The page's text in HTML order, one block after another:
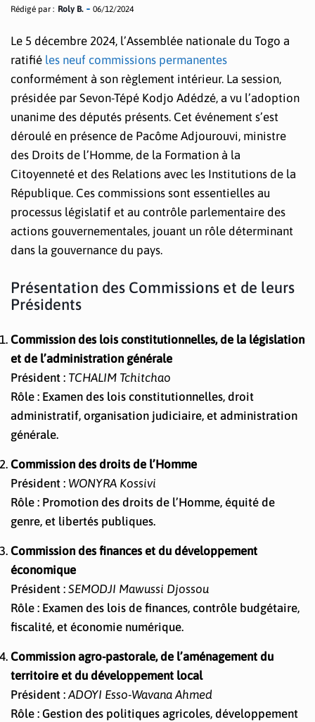
Rédigé par : Roly B. 06/12/2024
Le 5 décembre 2024, l’Assemblée nationale du Togo a
ratifié les neuf commissions permanentes
conformément à son règlement intérieur. La session,
présidée par Sevon-Tépé Kodjo Adédzé, a vu l’adoption
unanime des députés présents. Cet événement s’est
déroulé en présence de Pacôme Adjourouvi, ministre
des Droits de l’Homme, de la Formation à la
Citoyenneté et des Relations avec les Institutions de la
République. Ces commissions sont essentielles au
processus législatif et au contrôle parlementaire des
actions gouvernementales, jouant un rôle déterminant
dans la gouvernance du pays.
Présentation des Commissions et de leurs
Présidents
Commission des lois constitutionnelles, de la législation
et de l’administration générale
Président : TCHALIM Tchitchao
Rôle : Examen des lois constitutionnelles, droit
administratif, organisation judiciaire, et administration
générale.
Commission des droits de l’Homme
Président : WONYRA Kossivi
Rôle : Promotion des droits de l’Homme, équité de
genre, et libertés publiques.
Commission des finances et du développement
économique
Président : SEMODJI Mawussi Djossou
Rôle : Examen des lois de finances, contrôle budgétaire,
fiscalité, et économie numérique.
Commission agro-pastorale, de l’aménagement du
territoire et du développement local
Président :ADOYI Esso-Wavana Ahmed
Rôle : Gestion des politiques agricoles, développement